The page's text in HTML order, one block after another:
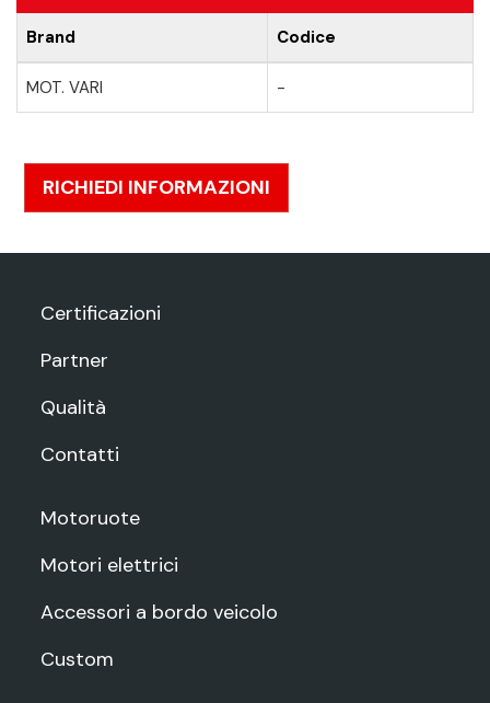
Brand Codice
MOT. VARI -
RICHIEDI INFORMAZIONI
Certificazioni
Partner
Qualità
Contatti
Motoruote
Motori elettrici
Accessori a bordo veicolo
Custom